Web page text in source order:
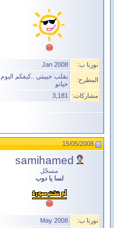
نورنا ب: Jan 2008
المطرح:
بقلب حبيبتي ..كيفكم اليوم
حياتو
مشاركات:
3,181
15/05/2008
samihamed
مسجّل
لسا يا دوب
نورنا ب:
May 2008